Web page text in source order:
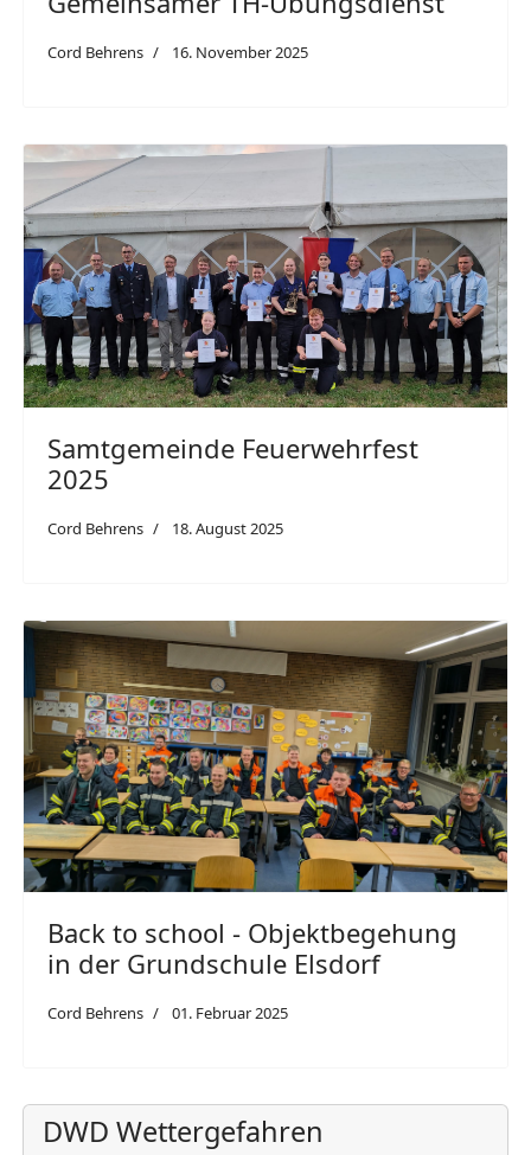
Cord Behrens 16. November 2025
Samtgemeinde Feuerwehrfest
2025
Cord Behrens 18. August 2025
Back to school - Objektbegehung
in der Grundschule Elsdorf
Cord Behrens 01. Februar 2025
DWD Wettergefahren